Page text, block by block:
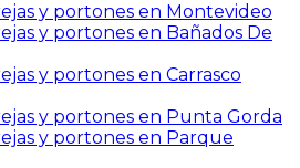
y portones en Montevideo
y portones en Bañados De
y portones en Carrasco
y portones en Punta Gorda
y portones en Parque